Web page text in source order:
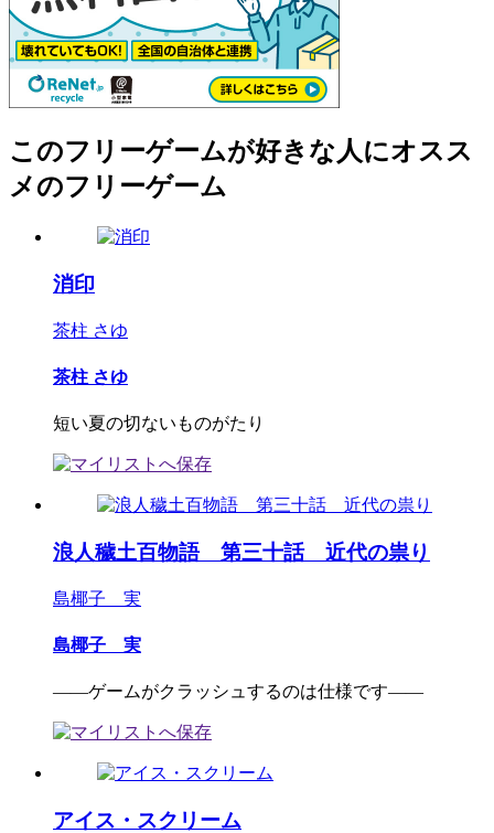
このフリーゲームが好きな人にオスス
メのフリーゲーム
消印
茶柱 さゆ
茶柱 さゆ
短い夏の切ないものがたり
浪人穢土百物語 第三十話 近代の祟り
島椰子 実
島椰子 実
――ゲームがクラッシュするのは仕様です――
アイス・スクリーム